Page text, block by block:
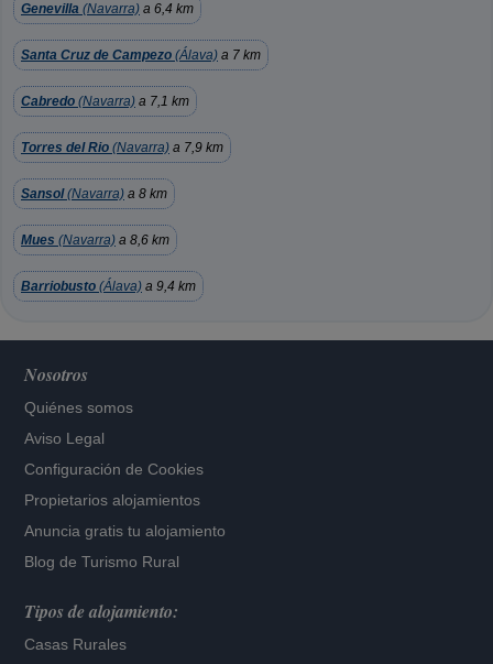
Genevilla (Navarra) a 6,4 km
Santa Cruz de Campezo (Álava) a 7 km
Cabredo (Navarra) a 7,1 km
Torres del Rio (Navarra) a 7,9 km
Sansol(Navarra) a 8 km
Mues (Navarra) a 8,6 km
Barriobusto (Álava) a 9,4 km
Nosotros
Quiénes somos
Aviso Legal
Configuración de Cookies
Propietarios alojamientos
Anuncia gratis tu alojamiento
Blog de Turismo Rural
Tipos de alojamiento:
Casas Rurales